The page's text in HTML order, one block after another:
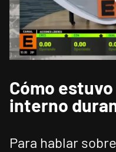
Cómo
interno
Para hablar